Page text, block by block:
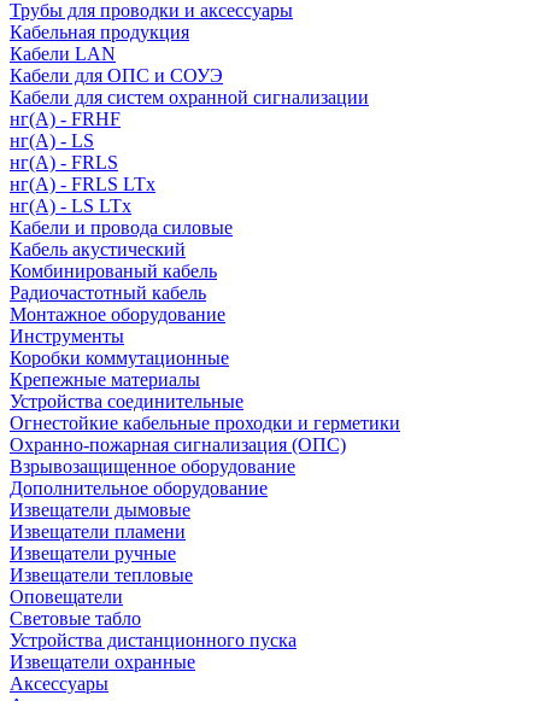
Трубы для проводки и аксессуары
Кабельная продукция
Кабели LAN
Кабели для ОПС и СОУЭ
Кабели для систем охранной сигнализации
нг(A) - FRHF
нг(A) - LS
нг(А) - FRLS
нг(А) - FRLS LTx
нг(А) - LS LTx
Кабели и провода силовые
Кабель акустический
Комбинированый кабель
Радиочастотный кабель
Монтажное оборудование
Инструменты
Коробки коммутационные
Крепежные материалы
Устройства соединительные
Огнестойкие кабельные проходки и герметики
Охранно-пожарная сигнализация (ОПС)
Взрывозащищенное оборудование
Дополнительное оборудование
Извещатели дымовые
Извещатели пламени
Извещатели ручные
Извещатели тепловые
Оповещатели
Световые табло
Устройства дистанционного пуска
Извещатели охранные
Аксессуары